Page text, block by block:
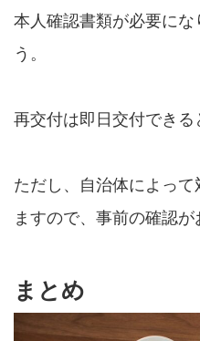
本人確認書類が必要にな
う。
再交付は即日交付できる
ただし、自治体によっ
ますので、事前の確認が
まとめ